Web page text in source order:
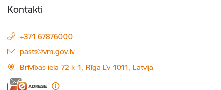
Kontakti
+371 67876000
E-pasts:
pasts@vm.gov.lv
Brīvības iela 72 k-1, Rīga LV-1011, Latvija